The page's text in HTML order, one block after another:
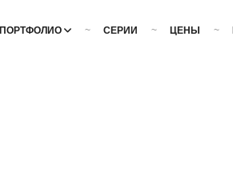
ПОРТФОЛИО СЕРИИ ЦЕНЫ